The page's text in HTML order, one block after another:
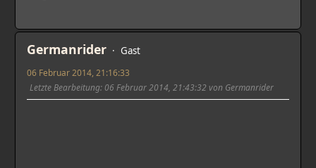
Germanrider Gast
06 Februar 2014, 21:16:33
Letzte Bearbeitung: 06 Februar 2014, 21:43:32 von Germanrider